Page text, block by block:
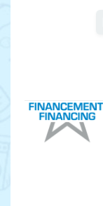
Détails